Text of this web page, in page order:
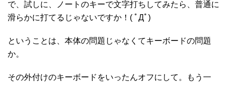
で、試しに、ノートのキーで文字打ちしてみたら、普通に
滑らかに打てるじゃないですか！( ﾟДﾟ)
ということは、本体の問題じゃなくてキーボードの問題
か。
その外付けのキーボードをいったんオフにして。もう一